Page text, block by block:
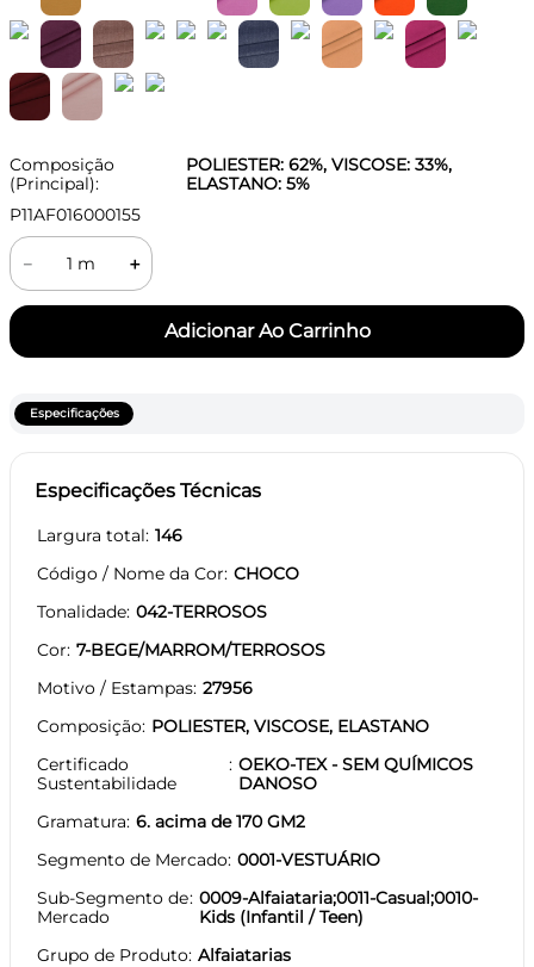
Composição
(Principal):
POLIESTER: 62%, VISCOSE: 33%,
ELASTANO: 5%
P11AF016000155
＋
－
Especificações
Especificações Técnicas
Largura total 146
Código / Nome da Cor CHOCO
Tonalidade 042-TERROSOS
Cor 7-BEGE/MARROM/TERROSOS
Motivo / Estampas 27956
Composição POLIESTER, VISCOSE, ELASTANO
Certificado
Sustentabilidade
OEKO-TEX - SEM QUÍMICOS
DANOSO
Gramatura 6. acima de 170 GM2
Segmento de Mercado 0001-VESTUÁRIO
Sub-Segmento de
Mercado
0009-Alfaiataria;0011-Casual;0010-
Kids (Infantil / Teen)
Grupo de Produto Alfaiatarias